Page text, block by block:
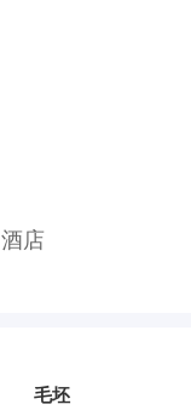
酒店
毛坯